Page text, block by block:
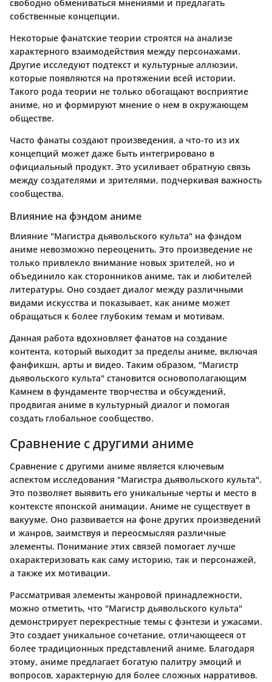
свободно обмениваться мнениями и предлагать
собственные концепции.
Некоторые фанатские теории строятся на анализе
характерного взаимодействия между персонажами.
Другие исследуют подтекст и культурные аллюзии,
которые появляются на протяжении всей истории.
Такого рода теории не только обогащают восприятие
аниме, но и формируют мнение о нем в окружающем
обществе.
Часто фанаты создают произведения, а что-то из их
концепций может даже быть интегрировано в
официальный продукт. Это усиливает обратную связь
между создателями и зрителями, подчеркивая важность
сообщества.
Влияние на фэндом аниме
Влияние "Магистра дьявольского культа" на фэндом
аниме невозможно переоценить. Это произведение не
только привлекло внимание новых зрителей, но и
объединило как сторонников аниме, так и любителей
литературы. Оно создает диалог между различными
видами искусства и показывает, как аниме может
обращаться к более глубоким темам и мотивам.
Данная работа вдохновляет фанатов на создание
контента, который выходит за пределы аниме, включая
фанфикшн, арты и видео. Таким образом, "Магистр
дьявольского культа" становится основополагающим
Камнем в фундаменте творчества и обсуждений,
продвигая аниме в культурный диалог и помогая
создать глобальное сообщество.
Сравнение с другими аниме
Сравнение с другими аниме является ключевым
аспектом исследования "Магистра дьявольского культа".
Это позволяет выявить его уникальные черты и место в
контексте японской анимации. Аниме не существует в
вакууме. Оно развивается на фоне других произведений
и жанров, заимствуя и переосмысляя различные
элементы. Понимание этих связей помогает лучше
охарактеризовать как саму историю, так и персонажей,
а также их мотивации.
Рассматривая элементы жанровой принадлежности,
можно отметить, что "Магистр дьявольского культа"
демонстрирует перекрестные темы с фэнтези и ужасами.
Это создает уникальное сочетание, отличающееся от
более традиционных представлений аниме. Благодаря
этому, аниме предлагает богатую палитру эмоций и
вопросов, характерную для более сложных нарративов.